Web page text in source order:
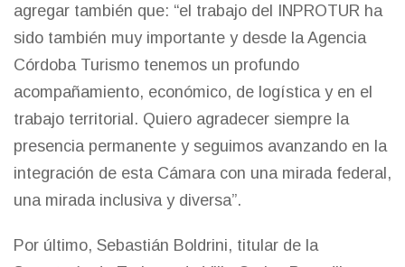
agregar también que: “el trabajo del INPROTUR ha
sido también muy importante y desde la Agencia
Córdoba Turismo tenemos un profundo
acompañamiento, económico, de logística y en el
trabajo territorial. Quiero agradecer siempre la
presencia permanente y seguimos avanzando en la
integración de esta Cámara con una mirada federal,
una mirada inclusiva y diversa”.
Por último, Sebastián Boldrini, titular de la